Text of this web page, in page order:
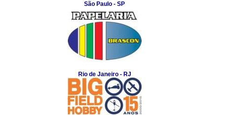
São Paulo - SP
Rio de Janeiro - RJ